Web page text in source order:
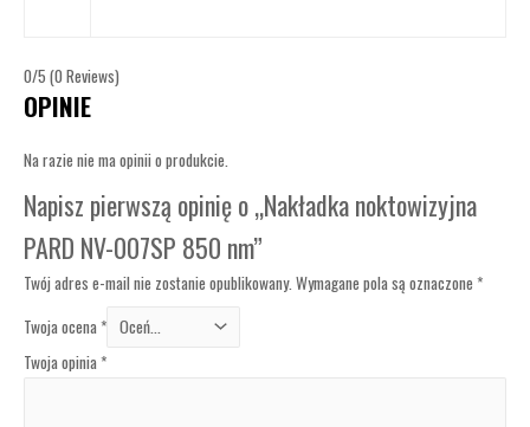
0/5 (0 Reviews)
OPINIE
Na razie nie ma opinii o produkcie.
Napisz pierwszą opinię o „Nakładka noktowizyjna
PARD NV-007SP 850 nm”
Twój adres e-mail nie zostanie opublikowany. Wymagane pola są oznaczone *
Twoja ocena *
Twoja opinia*